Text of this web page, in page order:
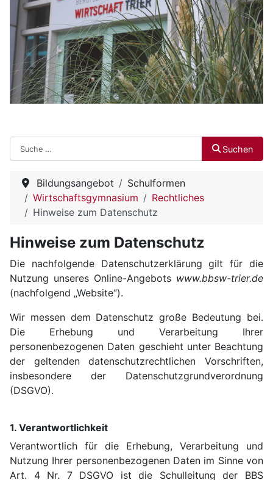
Suchen Suchen
Bildungsangebot
Schulformen
Wirtschaftsgymnasium
Rechtliches
Hinweise zum Datenschutz
Hinweise zum Datenschutz
Die nachfolgende Datenschutzerklärung gilt für die
Nutzung unseres Online-Angebots www.bbsw-trier.de
(nachfolgend „Website“).
Wir messen dem Datenschutz große Bedeutung bei.
Die Erhebung und Verarbeitung Ihrer
personenbezogenen Daten geschieht unter Beachtung
der geltenden datenschutzrechtlichen Vorschriften,
insbesondere der Datenschutzgrundverordnung
(DSGVO).
1. Verantwortlichkeit
Verantwortlich für die Erhebung, Verarbeitung und
Nutzung Ihrer personenbezogenen Daten im Sinne von
Art. 4 Nr. 7 DSGVO ist die Schulleitung der BBS